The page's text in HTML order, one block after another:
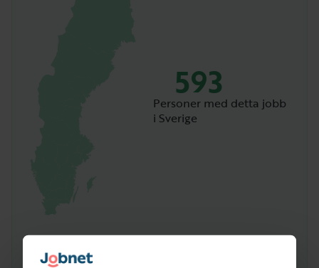
593
Personer med detta jobb
i Sverige